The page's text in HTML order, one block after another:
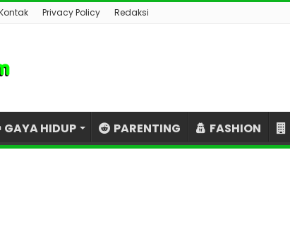
Privacy Policy Redaksi
GAYA HIDUP PARENTING FASHION